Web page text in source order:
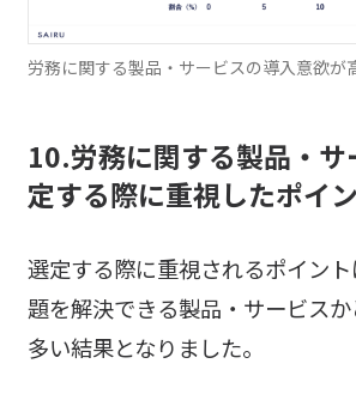
労務に関する製品・サービスの導入意欲が
10.労務に関する製品・
定する際に重視したポイ
選定する際に重視されるポイン
題を解決できる製品・サービス
多い結果となりました。